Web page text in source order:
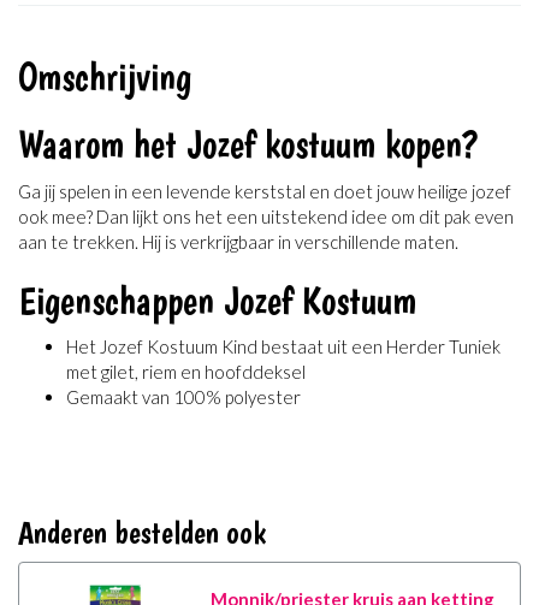
Omschrijving
Waarom het Jozef kostuum kopen?
Ga jij spelen in een levende kerststal en doet jouw heilige jozef
ook mee? Dan lijkt ons het een uitstekend idee om dit pak even
aan te trekken. Hij is verkrijgbaar in verschillende maten.
Eigenschappen Jozef Kostuum
Het Jozef Kostuum Kind bestaat uit een Herder Tuniek
met gilet, riem en hoofddeksel
Gemaakt van 100% polyester
Anderen bestelden ook
Monnik/priester kruis aan ketting